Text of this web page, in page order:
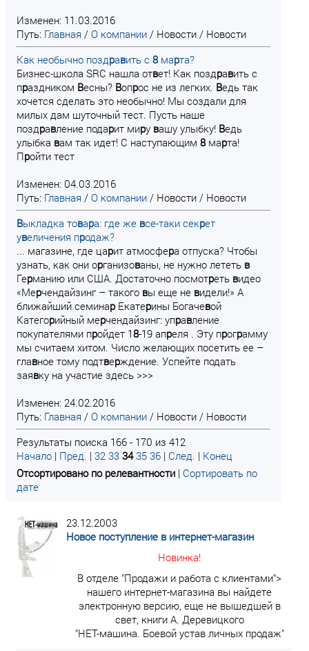
Изменен: 11.03.2016
Путь: Главная / О компании / Новости / Новости
Как необычно поздравить с 8марта?
Бизнес-школа SRC нашла ответ! Как поздравить с
праздником Весны? Вопрос не из легких. Ведь так
хочется сделать это необычно! Мы создали для
милых дам шуточный тест. Пусть наше
поздравление подарит миру вашу улыбку! Ведь
улыбка вам так идет! С наступающим 8марта!
Пройти тест
Изменен: 04.03.2016
Путь: Главная / О компании / Новости / Новости
Выкладка товара: где же все-таки секрет
увеличения продаж?
... магазине, где царит атмосфера отпуска? Чтобы
узнать, как они организованы, не нужно лететь в
Германию или США. Достаточно посмотреть видео
«Мерчендайзинг – такого вы еще не видели!» А
ближайший семинарЕкатерины Богачевой
Категорийный мерчендайзинг: управление
покупателями пройдет 18-19 апреля . Эту программу
мы считаем хитом. Число желающих посетить ее –
главное тому подтверждение. Успейте подать
заявку на участие здесь >>>
Изменен: 24.02.2016
Путь: Главная / О компании / Новости / Новости
Результаты поиска 166 - 170 из 412
Начало | Пред. | 32 33 34 35 36 | След. | Конец
Отсортировано по релевантности | Сортировать по
дате
23.12.2003
Новое поступление в интернет-магазин
Новинка!
В отделе "Продажи и работа с клиентами">
нашего интернет-магазина вы найдете
электронную версию, еще не вышедшей в
свет, книги А. Деревицкого
"НЕТ-машина. Боевой устав личных продаж"